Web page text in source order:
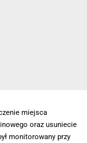
miejsca
oraz usuniecie
monitorowany przy